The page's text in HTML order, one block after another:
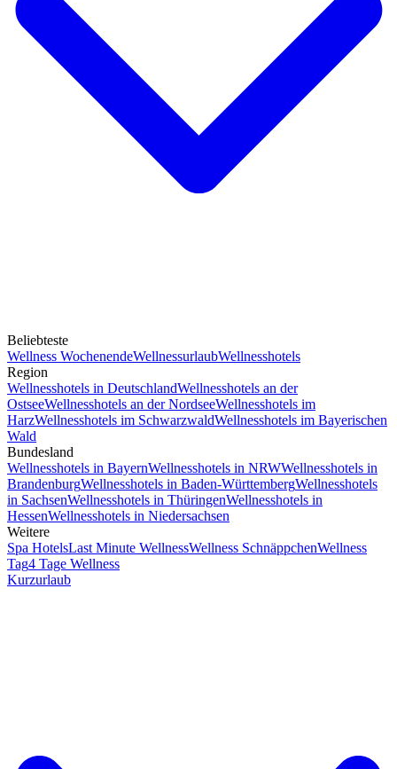
Beliebteste
Wellness WochenendeWellnessurlaubWellnesshotels
Region
Wellnesshotels in DeutschlandWellnesshotels an der
OstseeWellnesshotels an der NordseeWellnesshotels im
HarzWellnesshotels im SchwarzwaldWellnesshotels im Bayerischen
Wald
Bundesland
Wellnesshotels in BayernWellnesshotels in NRWWellnesshotels in
BrandenburgWellnesshotels in Baden-WürttembergWellnesshotels
in SachsenWellnesshotels in ThüringenWellnesshotels in
HessenWellnesshotels in Niedersachsen
Weitere
Spa HotelsLast Minute WellnessWellness SchnäppchenWellness
Tag4 Tage Wellness
Kurzurlaub